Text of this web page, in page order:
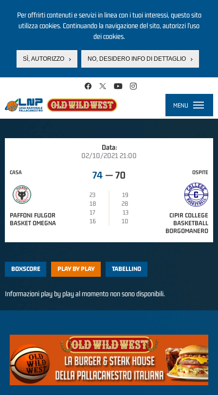
Per offrirti contenuti e servizi in linea con i tuoi interessi, questo sito
utilizza cookies. Continuando la navigazione del sito, autorizzi l’uso
dei cookies.
SÌ, AUTORIZZO NO, DESIDERO INFO DI DETTAGLIO
MENU
Data:
02/10/2021 21:00
CASA
PAFFONI FULGOR
BASKET OMEGNA
74 — 70
23
19
18
28
17
13
16
10
OSPITE
CIPIR COLLEGE
BASKETBALL
BORGOMANERO
BOXSCORE PLAY BY PLAY TABELLINO
Informazioni play by play al momento non sono disponibili.